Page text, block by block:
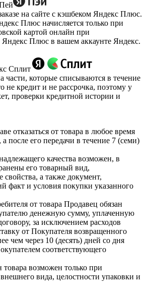
на сайте с кэшбеком Яндекс Плюс.
Плюс начисляется только при
картой онлайн при
Плюс в вашем аккаунте Яндекс.
Сплит
части, которые списываются в течение
не кредит и не рассрочка, поэтому у
проверки кредитной истории и
отказаться от товара в любое время
а после его передачи в течение 7 (семи)
качества возможен, в
его товарный вид,
свойства, а также документ,
факт и условия покупки указанного
от товара Продавец обязан
денежную сумму, уплаченную
за исключением расходов
от Покупателя возвращенного
чем через 10 (десять) дней со дня
соответствующего
товара возможен только при
вида, целостности упаковки и